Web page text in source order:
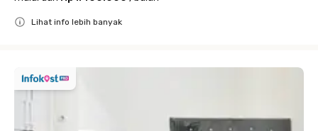
Lihat info lebih banyak